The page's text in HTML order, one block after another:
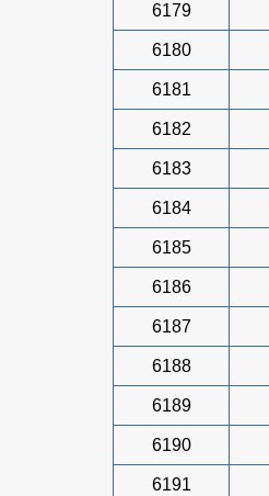
6179
6180
6181
6182
6183
6184
6185
6186
6187
6188
6189
6190
6191